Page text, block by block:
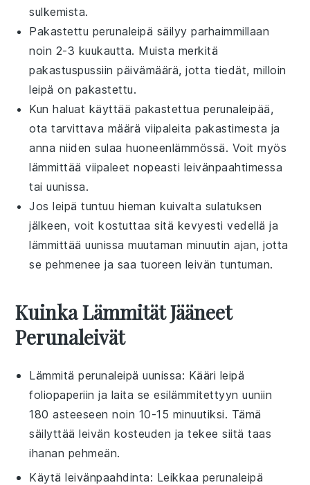
sulkemista.
Pakastettu perunaleipä säilyy parhaimmillaan
noin 2-3 kuukautta. Muista merkitä
pakastuspussiin päivämäärä, jotta tiedät, milloin
leipä on pakastettu.
Kun haluat käyttää pakastettua perunaleipää,
ota tarvittava määrä viipaleita pakastimesta ja
anna niiden sulaa huoneenlämmössä. Voit myös
lämmittää viipaleet nopeasti leivänpaahtimessa
taiuunissa.
Jos leipä tuntuu hieman kuivalta sulatuksen
jälkeen, voit kostuttaa sitä kevyestivedellä ja
lämmittää uunissa muutaman minuutin ajan, jotta
se pehmenee ja saa tuoreen leivän tuntuman.
Kuinka Lämmität Jääneet
Perunaleivät
Lämmitäperunaleipä uunissa: Kääri leipä
foliopaperiin ja laita se esilämmitettyyn uuniin
180 asteeseen noin 10-15 minuutiksi. Tämä
säilyttää leivän kosteuden ja tekee siitä taas
ihanan pehmeän.
Käytä leivänpaahdinta: Leikkaa perunaleipä